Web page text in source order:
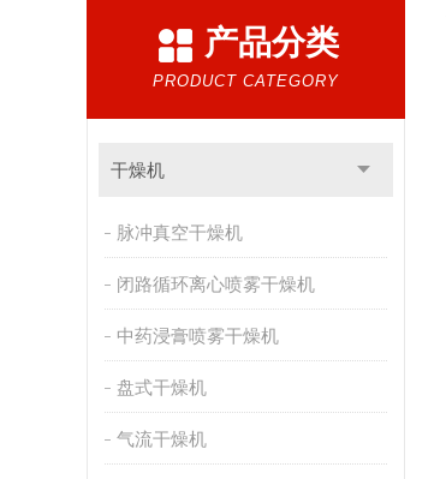
产品分类
PRODUCT CATEGORY
干燥机
脉冲真空干燥机
闭路循环离心喷雾干燥机
中药浸膏喷雾干燥机
盘式干燥机
气流干燥机